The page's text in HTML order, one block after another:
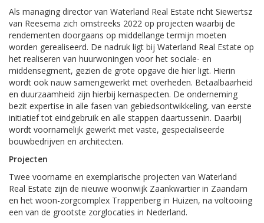
Als managing director van Waterland Real Estate richt Siewertsz
van Reesema zich omstreeks 2022 op projecten waarbij de
rendementen doorgaans op middellange termijn moeten
worden gerealiseerd. De nadruk ligt bij Waterland Real Estate op
het realiseren van huurwoningen voor het sociale- en
middensegment, gezien de grote opgave die hier ligt. Hierin
wordt ook nauw samengewerkt met overheden. Betaalbaarheid
en duurzaamheid zijn hierbij kernaspecten. De onderneming
bezit expertise in alle fasen van gebiedsontwikkeling, van eerste
initiatief tot eindgebruik en alle stappen daartussenin. Daarbij
wordt voornamelijk gewerkt met vaste, gespecialiseerde
bouwbedrijven en architecten.
Projecten
Twee voorname en exemplarische projecten van Waterland
Real Estate zijn de nieuwe woonwijk Zaankwartier in Zaandam
en het woon-zorgcomplex Trappenberg in Huizen, na voltooiing
een van de grootste zorglocaties in Nederland.